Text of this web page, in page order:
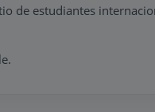
de estudiantes